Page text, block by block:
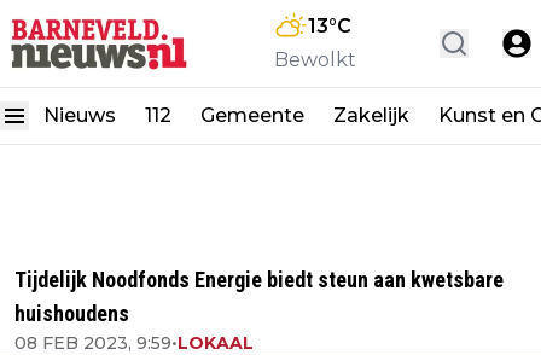
13°C
Bewolkt
Nieuws 112 Gemeente Zakelijk Kunst en
Tijdelijk Noodfonds Energie biedt steun aan kwetsbare
huishoudens
08 FEB 2023, 9:59•LOKAAL